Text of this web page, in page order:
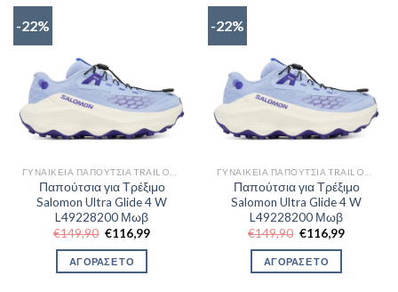
-22%
Παπούτσια για Τρέξιμο
Salomon Ultra Glide 4 W
L49228200 Μωβ
€149,90 Original
was:
€149,90.
€116,99Η
ΑΓΟΡΑΣΕ ΤΟ
-22%
Παπούτσια για Τρέξιμο
Salomon Ultra Glide 4 W
L49228200 Μωβ
€149,90 Original
was:
€149,90.
€116,99Η
ΑΓΟΡΑΣΕ ΤΟ